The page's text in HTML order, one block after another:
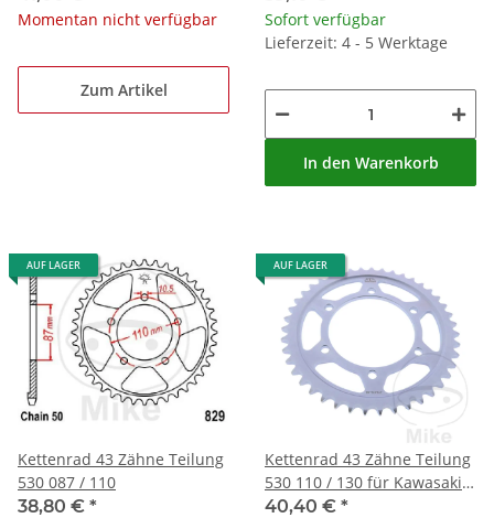
Momentan nicht verfügbar
Zum Artikel
Sofort verfügbar
Lieferzeit: 4 - 5 Werktage
In den Warenkorb
AUF LAGER
Kettenrad 43 Zähne Teilung
530 087 / 110
38,80 € *
AUF LAGER
Kettenrad 43 Zähne Teilung
530 110 / 130 für Kawasaki
GPX 600 R GPZ 600 R Ninja
40,40 € *